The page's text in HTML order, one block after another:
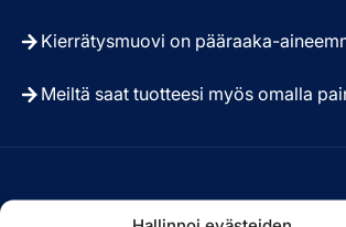
Kierrätysmuovi on pääraaka-
Meiltä saat tuotteesi myös omalla